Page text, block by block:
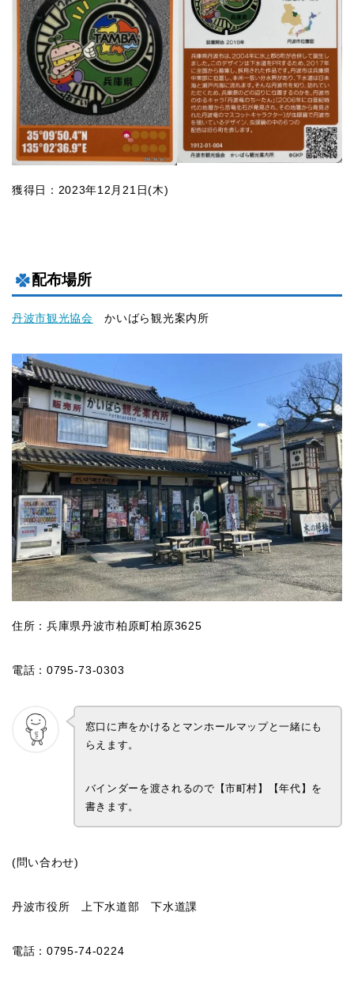
獲得日：2023年12月21日(木)
配布場所
丹波市観光協会 かいばら観光案内所
住所：兵庫県丹波市柏原町柏原3625
電話：0795-73-0303
窓口に声をかけるとマンホールマップと一緒にも
らえます。
バインダーを渡されるので【市町村】【年代】を
書きます。
(問い合わせ)
丹波市役所 上下水道部 下水道課
電話：0795-74-0224